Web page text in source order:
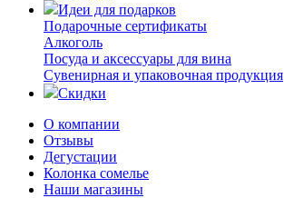
Идеи для подарков
Подарочные сертификаты
Алкоголь
Посуда и аксессуары для вина
Сувенирная и упаковочная продукция
Скидки
О компании
Отзывы
Дегустации
Колонка сомелье
Наши магазины